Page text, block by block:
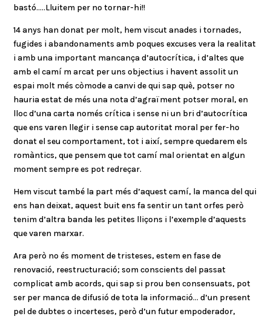
bastó…..Lluitem per no tornar-hi!!
14 anys han donat per molt, hem viscut anades i tornades,
fugides i abandonaments amb poques excuses vera la realitat
i amb una important mancança d’autocrítica, i d’altes que
amb el camí m arcat per uns objectius i havent assolit un
espai molt més còmode a canvi de qui sap què, potser no
hauria estat de més una nota d’agraïment potser moral, en
lloc d’una carta només crítica i sense ni un bri d’autocrítica
que ens varen llegir i sense cap autoritat moral per fer-ho
donat el seu comportament, tot i així, sempre quedarem els
romàntics, que pensem que tot camí mal orientat en algun
moment sempre es pot redreçar.
Hem viscut també la part més d’aquest camí, la manca del qui
ens han deixat, aquest buit ens fa sentir un tant orfes però
tenim d’altra banda les petites lliçons i l’exemple d’aquests
que varen marxar.
Ara però no és moment de tristeses, estem en fase de
renovació, reestructuració; som conscients del passat
complicat amb acords, qui sap si prou ben consensuats, pot
ser per manca de difusió de tota la informació… d’un present
pel de dubtes o incerteses, però d’un futur empoderador,